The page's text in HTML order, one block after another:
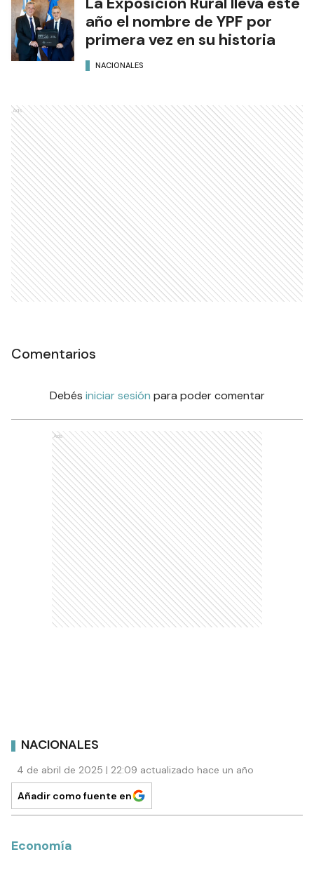
año el nombre de YPF por
primera vez en su historia
NACIONALES
Ads
Comentarios
Debés iniciar sesión para poder comentar
Ads
NACIONALES
4 de abril de 2025 | 22:09 actualizado hace un año
Añadir como fuente en
Economía